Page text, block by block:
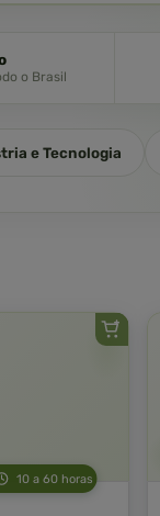
o Brasil
e Tecnologia
10 a 60 horas